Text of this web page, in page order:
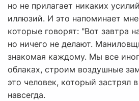
но не прилагает никаких
иллюзий. И это напоминает
которые говорят: "Вот завтра
но ничего не делают.
знакомая каждому. Мы все
облаках, строим воздушные
это человек, который застрял
навсегда.